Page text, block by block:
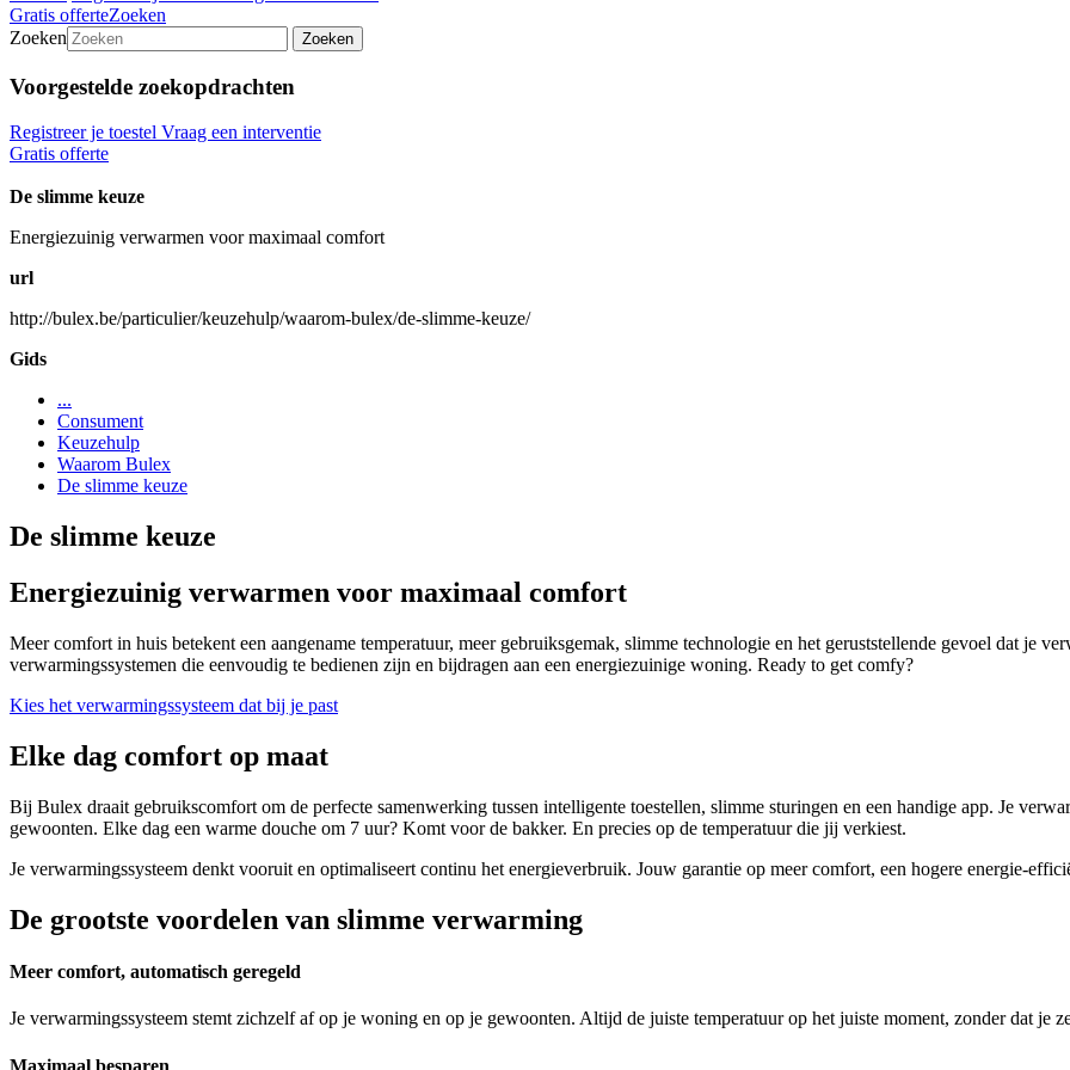
Gratis offerteZoeken
Zoeken
Zoeken
Voorgestelde zoekopdrachten
Registreer je toestel Vraag een interventie
Gratis offerte
De slimme keuze
Energiezuinig verwarmen voor maximaal comfort
url
http://bulex.be/particulier/keuzehulp/waarom-bulex/de-slimme-keuze/
Gids
...
Consument
Keuzehulp
Waarom Bulex
De slimme keuze
De slimme keuze
Energiezuinig verwarmen voor maximaal comfort
Meer comfort in huis betekent een aangename temperatuur, meer gebruiksgemak, slimme technologie en het geruststellende gevoel dat je
verwarmingssystemen die eenvoudig te bedienen zijn en bijdragen aan een energiezuinige woning. Ready to get comfy?
Kies het verwarmingssysteem dat bij je past
Elke dag comfort op maat
Bij Bulex draait gebruikscomfort om de perfecte samenwerking tussen intelligente toestellen, slimme sturingen en een handige app. Je
gewoonten. Elke dag een warme douche om 7 uur? Komt voor de bakker. En precies op de temperatuur die jij verkiest.
Je verwarmingssysteem denkt vooruit en optimaliseert continu het energieverbruik. Jouw garantie op meer comfort, een hogere energie-
De grootste voordelen van slimme verwarming
Meer comfort, automatisch geregeld
Je verwarmingssysteem stemt zichzelf af op je woning en op je gewoonten. Altijd de juiste temperatuur op het juiste moment, zonder dat je
Maximaal besparen